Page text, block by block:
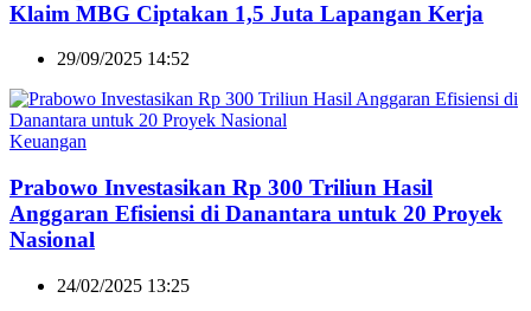
Klaim MBG Ciptakan 1,5 Juta Lapangan Kerja
29/09/2025 14:52
Keuangan
Prabowo Investasikan Rp 300 Triliun Hasil
Anggaran Efisiensi di Danantara untuk 20 Proyek
Nasional
24/02/2025 13:25